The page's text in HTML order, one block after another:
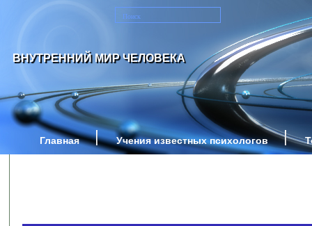
ВНУТРЕННИЙ МИР ЧЕЛОВЕКА
Главная Учения известных психологов